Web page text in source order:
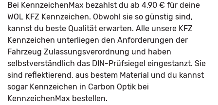
Bei KennzeichenMax bezahlst du ab 4,90 € für deine
WOL KFZ Kennzeichen. Obwohl sie so günstig sind,
kannst du beste Qualität erwarten. Alle unsere KFZ
Kennzeichen unterliegen den Anforderungen der
Fahrzeug Zulassungsverordnung und haben
selbstverständlich das DIN-Prüfsiegel eingestanzt. Sie
sind reflektierend, aus bestem Material und du kannst
sogar Kennzeichen in Carbon Optik bei
KennzeichenMax bestellen.